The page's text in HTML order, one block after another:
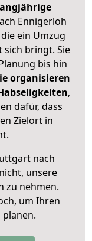
Ennigerloh
ein Umzug
bringt. Sie
bis hin
organisieren
,
dafür, dass
Zielort in
nach
unsere
zu nehmen.
um Ihren
planen.